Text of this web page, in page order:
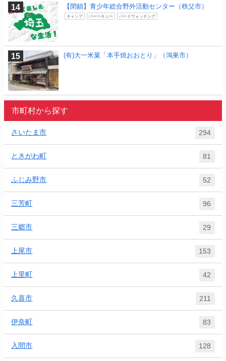
【閉鎖】青少年総合野外活動センター（秩父市）
キャンプ バーベキュー バードウォッチング
(有)大一米菓「本手焼おおとり」（鴻巣市）
市町村から探す
さいたま市 294
ときがわ町 81
ふじみ野市 52
三芳町 96
三郷市 29
上尾市 153
上里町 42
久喜市 211
伊奈町 83
入間市 128